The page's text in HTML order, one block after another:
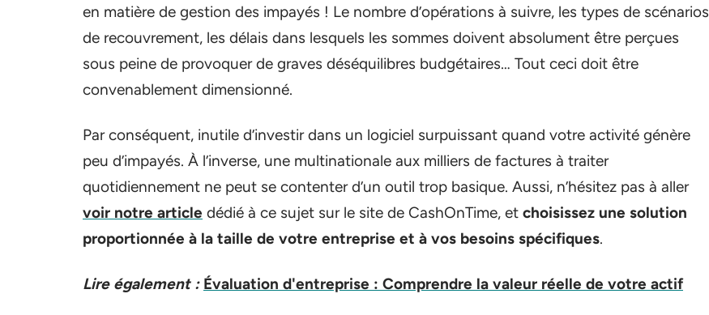
en matière de gestion des impayés ! Le nombre d’opérations à suivre, les types de scénarios
de recouvrement, les délais dans lesquels les sommes doivent absolument être perçues
sous peine de provoquer de graves déséquilibres budgétaires… Tout ceci doit être
convenablement dimensionné.
Par conséquent, inutile d’investir dans un logiciel surpuissant quand votre activité génère
peu d’impayés. À l’inverse, une multinationale aux milliers de factures à traiter
quotidiennement ne peut se contenter d’un outil trop basique. Aussi, n’hésitez pas à aller
voir notre article dédié à ce sujet sur le site de CashOnTime, et choisissez une solution
proportionnée à la taille de votre entreprise et à vos besoins spécifiques.
Lire également : Évaluation d'entreprise : Comprendre la valeur réelle de votre actif